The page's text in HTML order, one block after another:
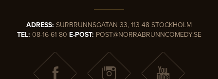
ADRESS: SURBRUNNSGATAN 33, 113 48 STOCKHOLM
TEL: 08-16 61 80 E-POST: POST@NORRABRUNNCOMEDY.SE